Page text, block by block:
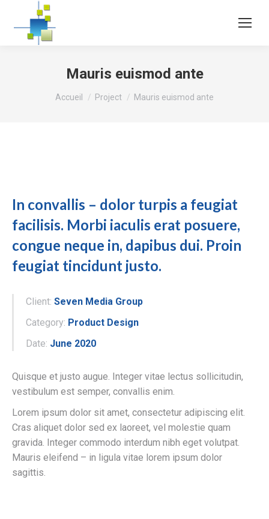
Mauris euismod ante
Vous êtes ici :
Accueil Project Mauris euismod ante
In convallis – dolor turpis a feugiat
facilisis. Morbi iaculis erat posuere,
congue neque in, dapibus dui. Proin
feugiat tincidunt justo.
Client: Seven Media Group
Category: Product Design
Date: June 2020
Quisque et justo augue. Integer vitae lectus sollicitudin,
vestibulum est semper, convallis enim.
Lorem ipsum dolor sit amet, consectetur adipiscing elit.
Cras aliquet dolor sed ex laoreet, vel molestie quam
gravida. Integer commodo interdum nibh eget volutpat.
Mauris eleifend – in ligula vitae lorem ipsum dolor
sagittis.